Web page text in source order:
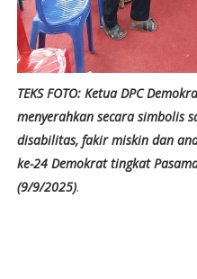
TEKS FOTO: Ketua DPC
menyerahkan secara simbolis
disabilitas, fakir miskin dan
ke-24 Demokrat tingkat
(9/9/2025).